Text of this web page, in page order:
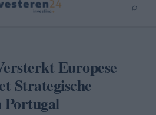
⌕
Europese
Strategische
Portugal